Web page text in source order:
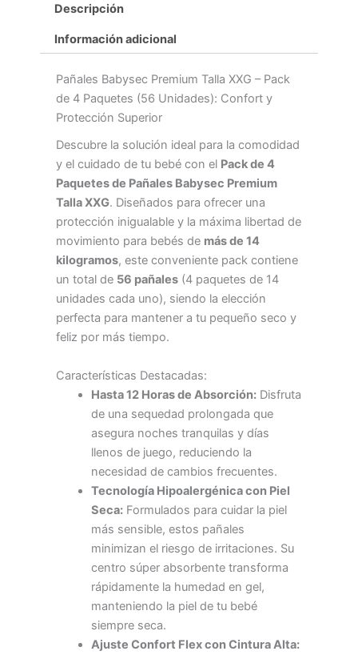
Descripción
Información adicional
Pañales Babysec Premium Talla XXG – Pack
de 4 Paquetes (56 Unidades): Confort y
Protección Superior
Descubre la solución ideal para la comodidad
y el cuidado de tu bebé con el Pack de 4
Paquetes de Pañales Babysec Premium
Talla XXG. Diseñados para ofrecer una
protección inigualable y la máxima libertad de
movimiento para bebés de más de 14
kilogramos, este conveniente pack contiene
un total de 56 pañales (4 paquetes de 14
unidades cada uno), siendo la elección
perfecta para mantener a tu pequeño seco y
feliz por más tiempo.
Características Destacadas:
Hasta 12 Horas de Absorción:Disfruta
de una sequedad prolongada que
asegura noches tranquilas y días
llenos de juego, reduciendo la
necesidad de cambios frecuentes.
Tecnología Hipoalergénica con Piel
Seca:Formulados para cuidar la piel
más sensible, estos pañales
minimizan el riesgo de irritaciones. Su
centro súper absorbente transforma
rápidamente la humedad en gel,
manteniendo la piel de tu bebé
siempre seca.
Ajuste Confort Flex con Cintura Alta: